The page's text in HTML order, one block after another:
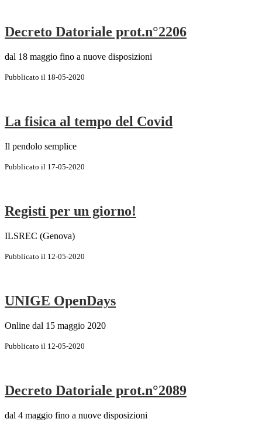
Decreto Datoriale prot.n°2206
dal 18 maggio fino a nuove disposizioni
Pubblicato il 18-05-2020
La fisica al tempo del Covid
Il pendolo semplice
Pubblicato il 17-05-2020
Registi per un giorno!
ILSREC (Genova)
Pubblicato il 12-05-2020
UNIGE OpenDays
Online dal 15 maggio 2020
Pubblicato il 12-05-2020
Decreto Datoriale prot.n°2089
dal 4 maggio fino a nuove disposizioni